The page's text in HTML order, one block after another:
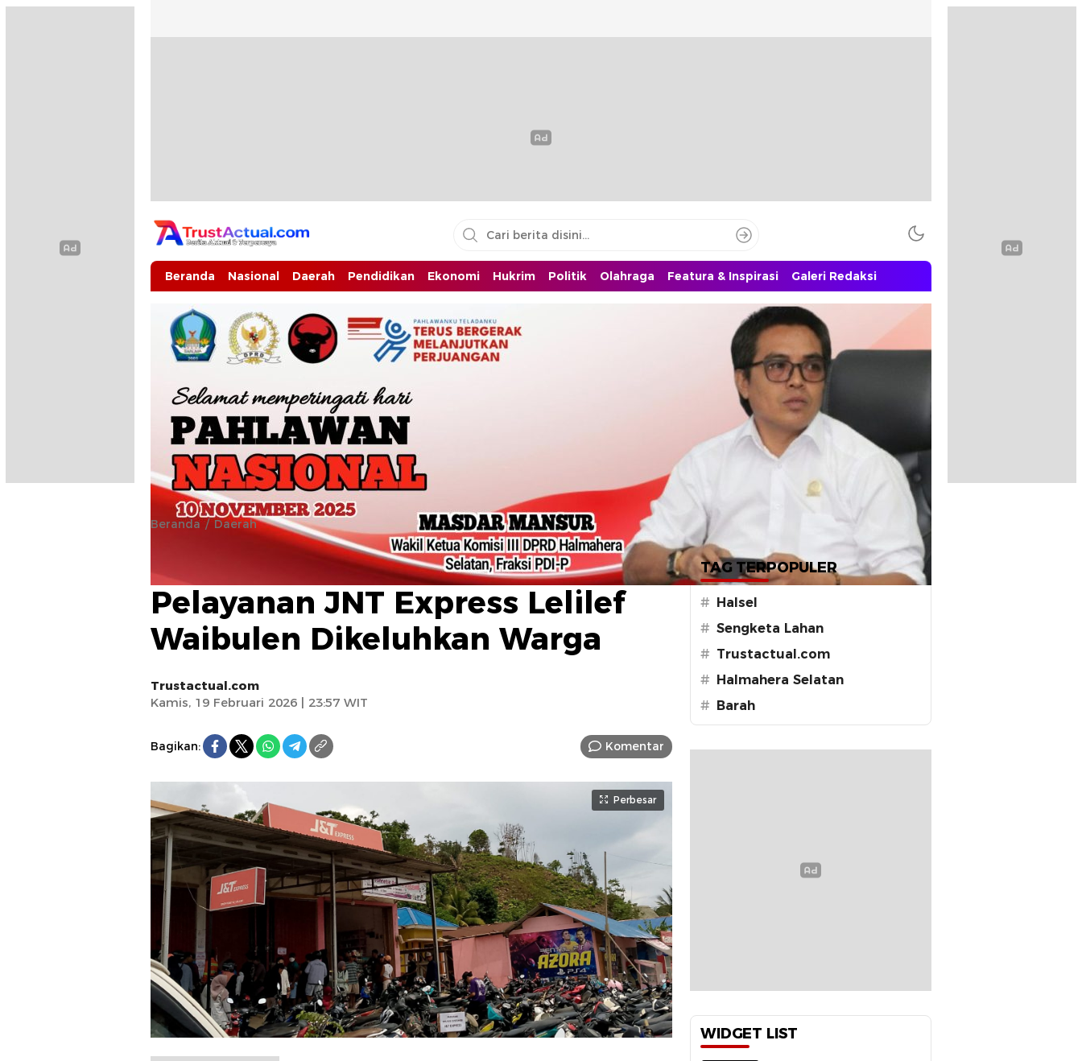
Trustactual.com
Aktual dan Terpercaya
Beranda Nasional Daerah Pendidikan Ekonomi Hukrim Politik Olahraga Featura & Inspirasi Galeri Redaksi
Beranda Daerah
Antrian Mengular Sejak Pagi,
Pelayanan JNT Express Lelilef
Waibulen Dikeluhkan Warga
Trustactual.com
Kamis, 19 Februari 2026 | 23:57 WIT
Bagikan: Komentar
Perbesar
TAG TERPOPULER
# Halsel
# Sengketa Lahan
# Trustactual.com
# Halmahera Selatan
# Barah
WIDGET LIST